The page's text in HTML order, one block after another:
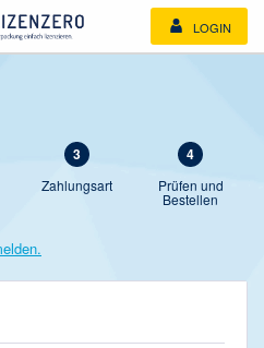
LOGIN
3
Zahlungsart
4
Prüfen und
Bestellen